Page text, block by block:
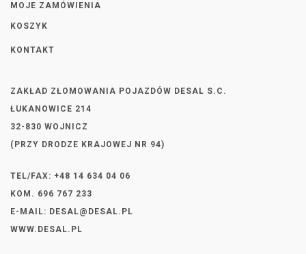
MOJE ZAMÓWIENIA
KOSZYK
KONTAKT
ZAKŁAD ZŁOMOWANIA POJAZDÓW DESAL S.C.
ŁUKANOWICE 214
32-830 WOJNICZ
(PRZY DRODZE KRAJOWEJ NR 94)
TEL/FAX: +48 14 634 04 06
KOM. 696 767 233
E-MAIL: DESAL@DESAL.PL
WWW.DESAL.PL